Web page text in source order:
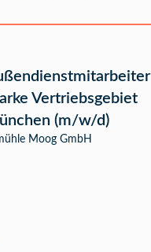
Vertriebsgebiet
(m/w/d)
Moog GmbH